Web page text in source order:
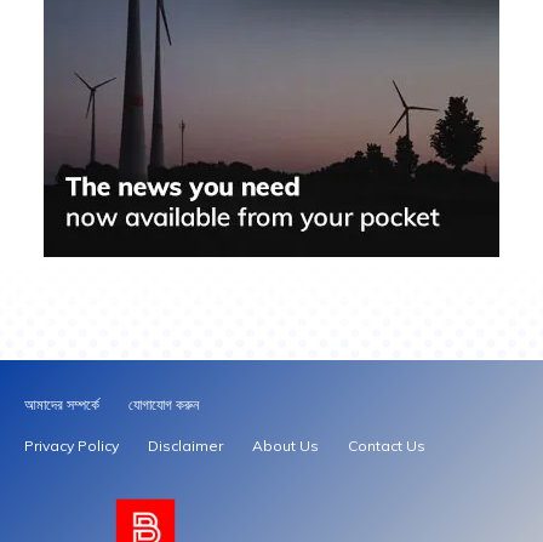
আমাদের সম্পর্কে যোগাযোগ করুন
Privacy Policy Disclaimer About Us Contact Us